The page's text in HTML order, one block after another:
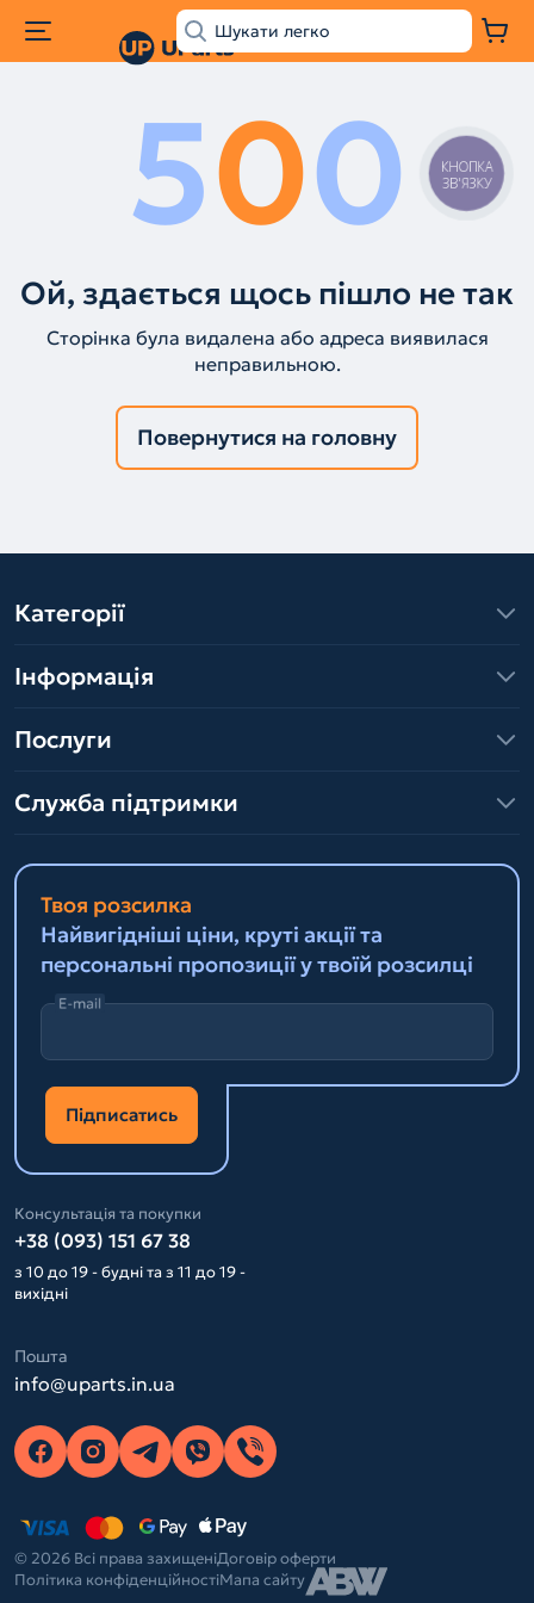
500
Ой, здається щось пішло не так
Сторінка була видалена або адреса виявилася
неправильною.
Повернутися на головну
Категорії
Інформація
Послуги
Служба підтримки
Твоя розсилка
Найвигідніші ціни, круті акції та
персональні пропозиції у твоїй розсилці
E-mail
Підписатись
Консультація та покупки
+38 (093) 151 67 38
з 10 до 19 - будні та з 11 до 19 -
вихідні
Пошта
info@uparts.in.ua
© 2026 Всі права захищеніДоговір оферти
Політика конфіденційностіМапа сайту
КНОПКА
ЗВ'ЯЗКУ